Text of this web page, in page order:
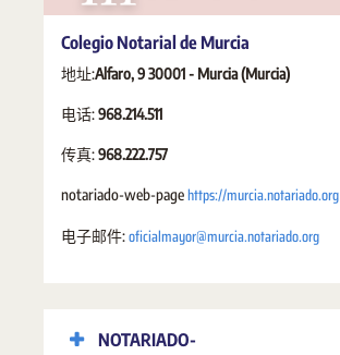
Colegio Notarial de Murcia
地址:Alfaro, 9 30001 - Murcia (Murcia)
电话:968.214.511
传真:968.222.757
notariado-web-pagehttps://murcia.notariado.org
电子邮件:oficialmayor@murcia.notariado.org
NOTARIADO-